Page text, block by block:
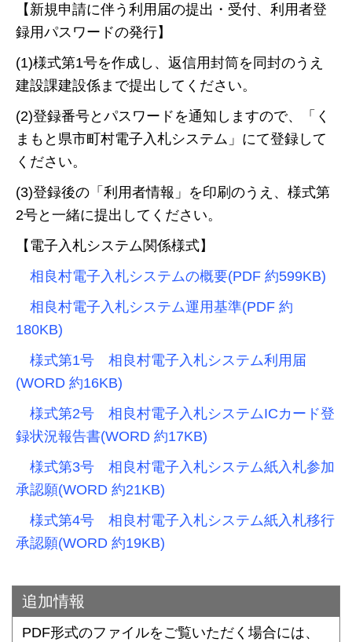
【新規申請に伴う利用届の提出・受付、利用者登
録用パスワードの発行】
(1)様式第1号を作成し、返信用封筒を同封のうえ
建設課建設係まで提出してください。
(2)登録番号とパスワードを通知しますので、「く
まもと県市町村電子入札システム」にて登録して
ください。
(3)登録後の「利用者情報」を印刷のうえ、様式第
2号と一緒に提出してください。
【電子入札システム関係様式】
相良村電子入札システムの概要(PDF 約599KB)
相良村電子入札システム運用基準(PDF 約
180KB)
様式第1号 相良村電子入札システム利用届
(WORD 約16KB)
様式第2号 相良村電子入札システムICカード登
録状況報告書(WORD 約17KB)
様式第3号 相良村電子入札システム紙入札参加
承認願(WORD 約21KB)
様式第4号 相良村電子入札システム紙入札移行
承認願(WORD 約19KB)
追加情報
PDF形式のファイルをご覧いただく場合には、